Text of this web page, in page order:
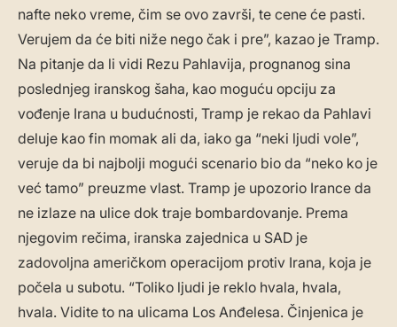
nafte neko vreme, čim se ovo završi, te cene će pasti.
Verujem da će biti niže nego čak i pre”, kazao je Tramp.
Na pitanje da li vidi Rezu Pahlavija, prognanog sina
poslednjeg iranskog šaha, kao moguću opciju za
vođenje Irana u budućnosti, Tramp je rekao da Pahlavi
deluje kao fin momak ali da, iako ga “neki ljudi vole”,
veruje da bi najbolji mogući scenario bio da “neko ko je
već tamo” preuzme vlast. Tramp je upozorio Irance da
ne izlaze na ulice dok traje bombardovanje. Prema
njegovim rečima, iranska zajednica u SAD je
zadovoljna američkom operacijom protiv Irana, koja je
počela u subotu. “Toliko ljudi je reklo hvala, hvala,
hvala. Vidite to na ulicama Los Anđelesa. Činjenica je